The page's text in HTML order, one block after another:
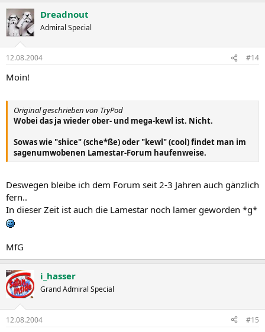
Dreadnout
Admiral Special
12.08.2004 #14
Moin!
Original geschrieben von TryPod
Wobei das ja wieder ober- und mega-kewl ist. Nicht.
Sowas wie "shice" (sche*ße) oder "kewl" (cool) findet man im
sagenumwobenen Lamestar-Forum haufenweise.
Deswegen bleibe ich dem Forum seit 2-3 Jahren auch gänzlich
fern..
In dieser Zeit ist auch die Lamestar noch lamer geworden *g*
MfG
i_hasser
Grand Admiral Special
12.08.2004 #15